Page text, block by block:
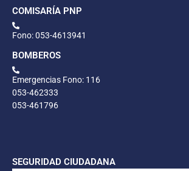
COMISARÍA PNP
Fono: 053-4613941
BOMBEROS
Emergencias Fono: 116
053-462333
053-461796
SEGURIDAD CIUDADANA